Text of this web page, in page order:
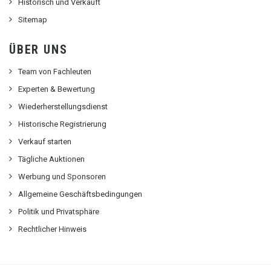
Historisch und Verkauft
Sitemap
ÜBER UNS
Team von Fachleuten
Experten & Bewertung
Wiederherstellungsdienst
Historische Registrierung
Verkauf starten
Tägliche Auktionen
Werbung und Sponsoren
Allgemeine Geschäftsbedingungen
Politik und Privatsphäre
Rechtlicher Hinweis